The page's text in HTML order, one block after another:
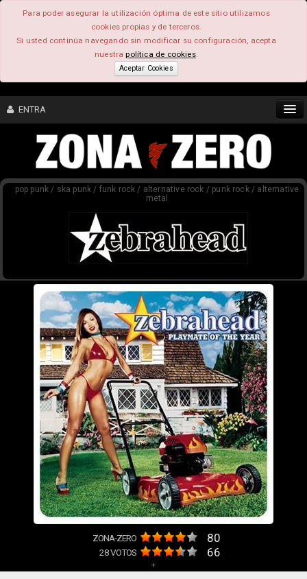
Para poder asegurar la utilización óptima de este sitio utilizamos
cookies propias y de terceros.
Si usted continúa navegando sin modificar su configuración, acepta
nuestrapolítica de cookies.
Aceptar Cookies
ENTRA
CONTENIDO
COMUNIDAD
pop punk / ska punk / funk rock / alternative rock / punk rock / alternative
metal
ZONA-ZERO 80
28VOTOS 66
+